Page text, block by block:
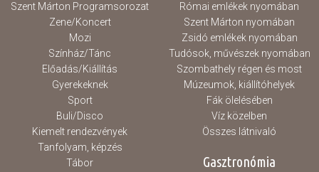
Szent Márton Programsorozat
Zene/Koncert
Mozi
Színház/Tánc
Előadás/Kiállítás
Gyerekeknek
Sport
Buli/Disco
Kiemelt rendezvények
Tanfolyam, képzés
Tábor
Római emlékek nyomában
Szent Márton nyomában
Zsidó emlékek nyomában
Tudósok, művészek nyomában
Szombathely régen és most
Múzeumok, kiállítóhelyek
Fák ölelésében
Víz közelben
Összes látnivaló
Gasztronómia